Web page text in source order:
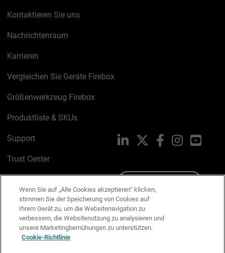
Kontaktieren Sie uns
Nachrichtenraum
Karrieren
Vergleichen Sie Geräte Firebox
Größenwerkzeug Firebox
Produktliste & SKUs
Support
Trust Center
Cookie-Richtlinie
Datenschutzrichtlinie
Media & Brand Kit
LinkedIn FacebookInstagram
Wenn Sie auf „Alle Cookies akzeptieren“ klicken,
stimmen Sie der Speicherung von Cookies auf
Ihrem Gerät zu, um die Websitenavigation zu
verbessern, die Websitenutzung zu analysieren und
unsere Marketingbemühungen zu unterstützen.
Cookie-Richtlinie